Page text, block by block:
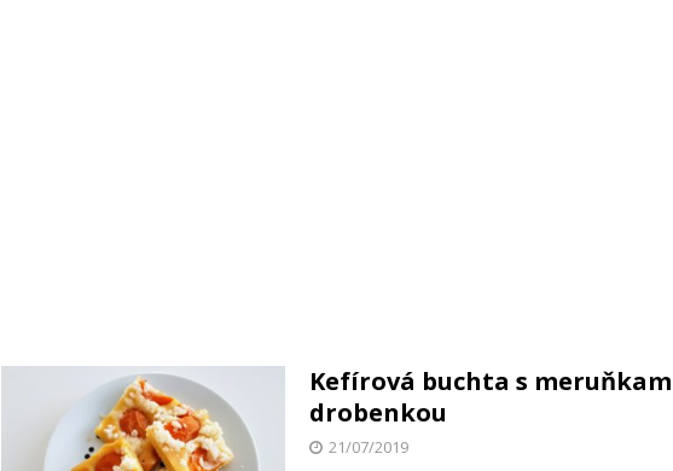
Kefírová buchta s
drobenkou
21/07/2019